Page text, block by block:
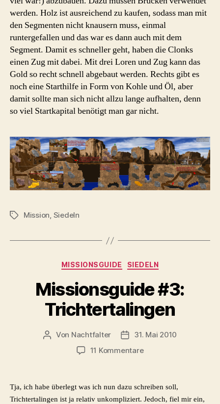
werden. Holz ist ausreichend zu kaufen, sodass man mit
den Segmenten nicht knausern muss, einmal
runtergefallen und das war es dann auch mit dem
Segment. Damit es schneller geht, haben die Clonks
einen Zug mit dabei. Mit drei Loren und Zug kann das
Gold so recht schnell abgebaut werden. Rechts gibt es
noch eine Starthilfe in Form von Kohle und Öl, aber
damit sollte man sich nicht allzu lange aufhalten, denn
so viel Startkapital benötigt man gar nicht.
Schlagwörter
Mission, Siedeln
Kategorien
MISSIONSGUIDE SIEDELN
Missionsguide #3:
Trichtertalingen
Beitragsautor
Von Nachtfalter Beitragsdatum
31. Mai 2010
11 Kommentarezu
Tja, ich habe überlegt was ich nun dazu schreiben soll,
Trichtertalingen ist ja relativ unkompliziert. Jedoch, fiel mir ein,